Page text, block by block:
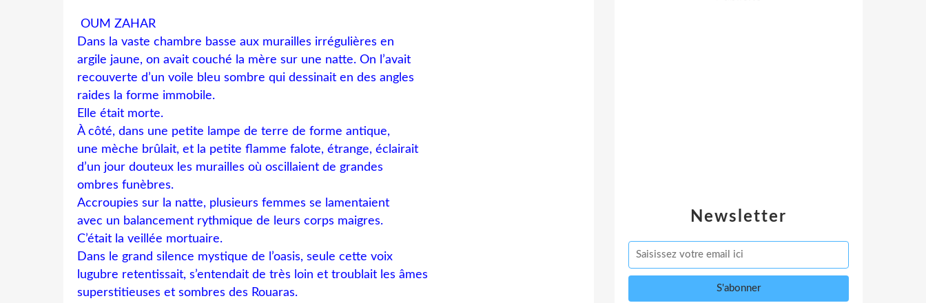
OUM ZAHAR
Dans la vaste chambre basse aux murailles irrégulières en
argile jaune, on avait couché la mère sur une natte. On l’avait
recouverte d’un voile bleu sombre qui dessinait en des angles
raides la forme immobile.
Elle était morte.
À côté, dans une petite lampe de terre de forme antique,
une mèche brûlait, et la petite flamme falote, étrange, éclairait
d’un jour douteux les murailles où oscillaient de grandes
ombres funèbres.
Accroupies sur la natte, plusieurs femmes se lamentaient
avec un balancement rythmique de leurs corps maigres.
C’était la veillée mortuaire.
Dans le grand silence mystique de l’oasis, seule cette voix
lugubre retentissait, s’entendait de très loin et troublait les âmes
superstitieuses et sombres des Rouaras.
Newsletter